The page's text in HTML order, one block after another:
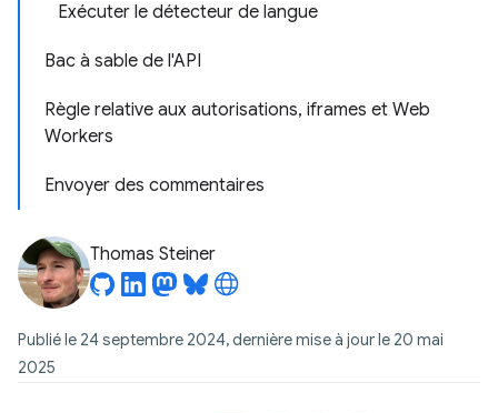
Exécuter le détecteur de langue
Bac à sable de l'API
Règle relative aux autorisations, iframes et Web
Workers
Envoyer des commentaires
Thomas Steiner
Publié le 24 septembre 2024, dernière mise à jour le 20 mai
2025